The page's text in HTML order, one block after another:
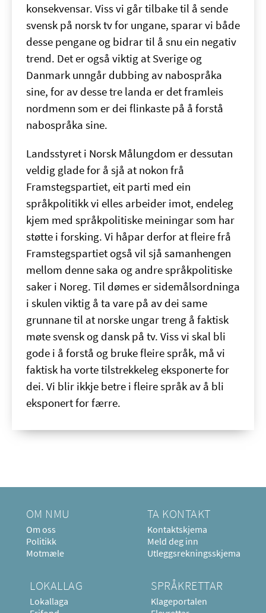
konsekvensar. Viss vi går tilbake til å sende
svensk på norsk tv for ungane, sparar vi både
desse pengane og bidrar til å snu ein negativ
trend. Det er også viktig at Sverige og
Danmark unngår dubbing av nabospråka
sine, for av desse tre landa er det framleis
nordmenn som er dei flinkaste på å forstå
nabospråka sine.
Landsstyret i Norsk Målungdom er dessutan
veldig glade for å sjå at nokon frå
Framstegspartiet, eit parti med ein
språkpolitikk vi elles arbeider imot, endeleg
kjem med språkpolitiske meiningar som har
støtte i forsking. Vi håpar derfor at fleire frå
Framstegspartiet også vil sjå samanhengen
mellom denne saka og andre språkpolitiske
saker i Noreg. Til dømes er sidemålsordninga
i skulen viktig å ta vare på av dei same
grunnane til at norske ungar treng å faktisk
møte svensk og dansk på tv. Viss vi skal bli
gode i å forstå og bruke fleire språk, må vi
faktisk ha vorte tilstrekkeleg eksponerte for
dei. Vi blir ikkje betre i fleire språk av å bli
eksponert for færre.
OM NMU
Om oss
Politikk
Motmæle
TA KONTAKT
Kontaktskjema
Meld deg inn
Utleggsrekningsskjema
LOKALLAG
Lokallaga
SPRÅKRETTAR
Klageportalen